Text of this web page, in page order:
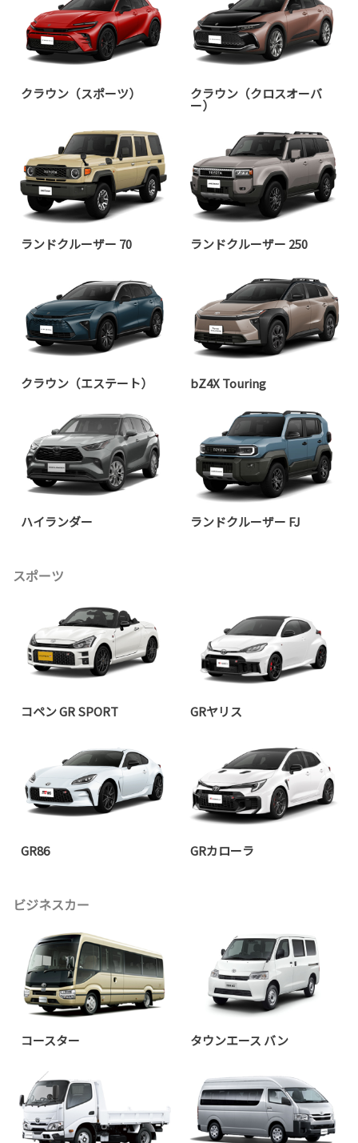
クラウン（スポーツ） クラウン（クロスオーバ
ー）
ランドクルーザー 70 ランドクルーザー 250
クラウン（エステート） bZ4X Touring
ハイランダー ランドクルーザー FJ
スポーツ
コペン GR SPORT GRヤリス
GR86 GRカローラ
ビジネスカー
コースター タウンエース バン